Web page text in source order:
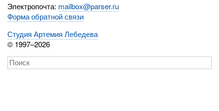
Электропочта: mailbox@parser.ru
Форма обратной связи
Студия Артемия Лебедева
© 1997–2026